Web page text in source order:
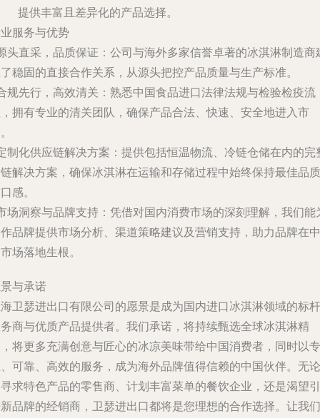
提供丰富且差异化的产品选择。
服务与优势
头直采，品质保证 ：公司与海外多家信誉卓著的冰淇淋制造商
稳固的直接合作关系，从源头把控产品质量与生产标准。
规先行，高效清关 ：熟悉中国食品进口法律法规与检验检疫流
拥有专业的清关团队，确保产品合法、快速、安全地进入市
制化供应链解决方案 ：提供包括恒温物流、冷链仓储在内的完
解决方案，确保冰淇淋在运输和存储过程中始终保持最佳品质
感。
场洞察与品牌支持 ：凭借对国内消费市场的深刻理解，我们能
品牌提供市场分析、渠道策略建议及营销支持，助力品牌在中
场落地生根。
与承诺
卫瑟进出口有限公司的愿景是成为国内进口冰淇淋领域的标杆
商与优质产品提供者。我们承诺，将持续甄选全球冰淇淋精
将更多充满创意与匠心的冰凉美味带给中国消费者，同时以专
可靠、高效的服务，成为海外品牌值得信赖的中国伙伴。无论
求特色产品的零售商、计划丰富菜单的餐饮企业，还是渴望引
品牌的经销商，卫瑟进出口都将是您理想的合作选择。让我们